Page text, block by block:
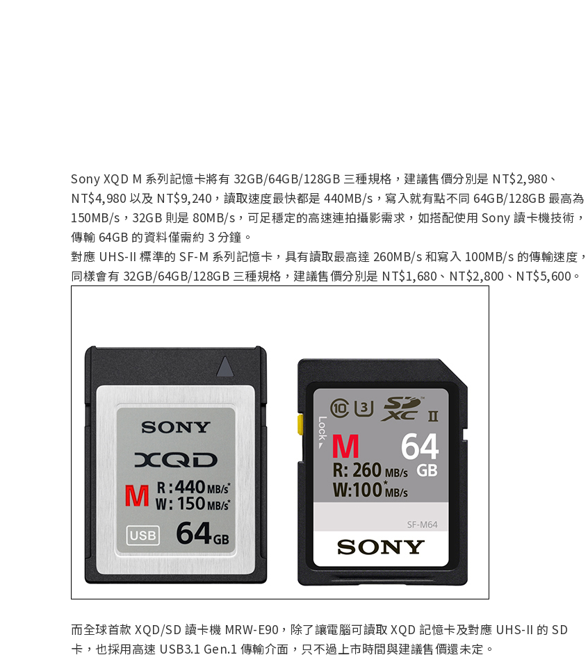
Sony XQD M 系列記憶卡將有 32GB/64GB/128GB 三種規格，建議售價分別是 NT$2,980、
NT$4,980 以及 NT$9,240，讀取速度最快都是 440MB/s，寫入就有點不同 64GB/128GB 最高為
150MB/s，32GB 則是 80MB/s，可足穩定的高速連拍攝影需求，如搭配使用 Sony 讀卡機技術，
傳輸 64GB 的資料僅需約 3 分鐘。
對應 UHS-II 標準的 SF-M 系列記憶卡，具有讀取最高達 260MB/s 和寫入 100MB/s 的傳輸速度，
同樣會有 32GB/64GB/128GB 三種規格，建議售價分別是 NT$1,680、NT$2,800、NT$5,600。
而全球首款 XQD/SD 讀卡機 MRW-E90，除了讓電腦可讀取 XQD 記憶卡及對應 UHS-II 的 SD
卡，也採用高速 USB3.1 Gen.1 傳輸介面，只不過上市時間與建議售價還未定。